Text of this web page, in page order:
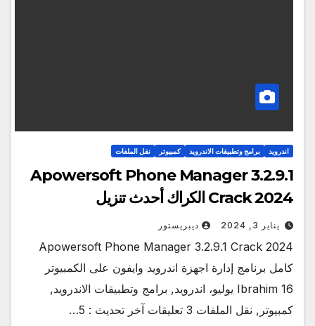
اندرويد برامج وتطبيقات الاندرويد كمبيوتر نقل الملفات
Apowersoft Phone Manager 3.2.9.1
Crack 2024 الكراك أحدث تنزيل
يناير 3, 2024 ديبريستور
Apowersoft Phone Manager 3.2.9.1 Crack 2024
كامل برنامج إدارة اجهزة اندرويد وايفون على الكمبيوتر
Ibrahim 16 يوليو، اندرويد, برامج وتطبيقات الاندرويد,
كمبيوتر, نقل الملفات 3 تعليقات آخر تحديث : 5…